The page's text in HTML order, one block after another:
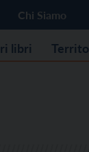
Chi Siamo
libri